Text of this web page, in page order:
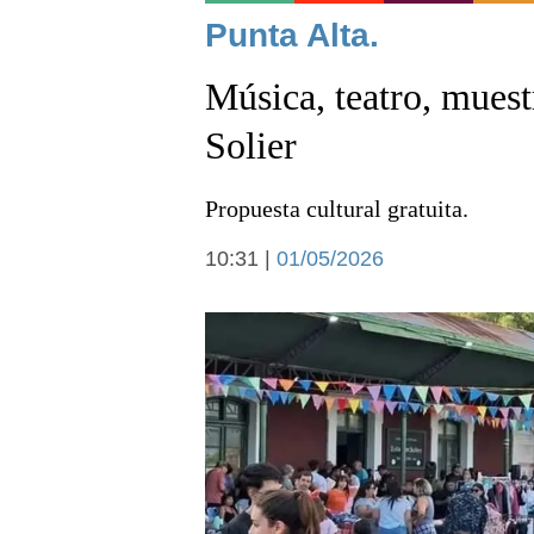
Noticias
Arte y cultura
Economía y campo
Punta Alta.
Música, teatro,
Solier
Propuesta cultural gratuita.
10:31 | 01/05/2026